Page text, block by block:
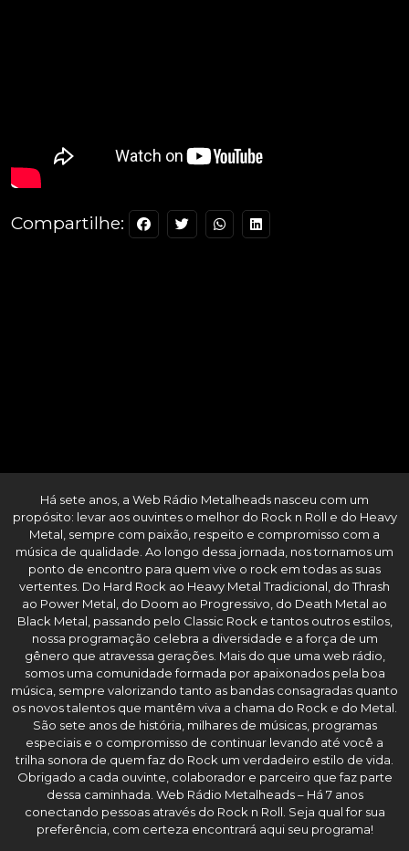
Compartilhe:
Há sete anos, a Web Rádio Metalheads nasceu com um
propósito: levar aos ouvintes o melhor do Rock n Roll e do Heavy
Metal, sempre com paixão, respeito e compromisso com a
música de qualidade. Ao longo dessa jornada, nos tornamos um
ponto de encontro para quem vive o rock em todas as suas
vertentes. Do Hard Rock ao Heavy Metal Tradicional, do Thrash
ao Power Metal, do Doom ao Progressivo, do Death Metal ao
Black Metal, passando pelo Classic Rock e tantos outros estilos,
nossa programação celebra a diversidade e a força de um
gênero que atravessa gerações. Mais do que uma web rádio,
somos uma comunidade formada por apaixonados pela boa
música, sempre valorizando tanto as bandas consagradas quanto
os novos talentos que mantêm viva a chama do Rock e do Metal.
São sete anos de história, milhares de músicas, programas
especiais e o compromisso de continuar levando até você a
trilha sonora de quem faz do Rock um verdadeiro estilo de vida.
Obrigado a cada ouvinte, colaborador e parceiro que faz parte
dessa caminhada. Web Rádio Metalheads – Há 7 anos
conectando pessoas através do Rock n Roll. Seja qual for sua
preferência, com certeza encontrará aqui seu programa!